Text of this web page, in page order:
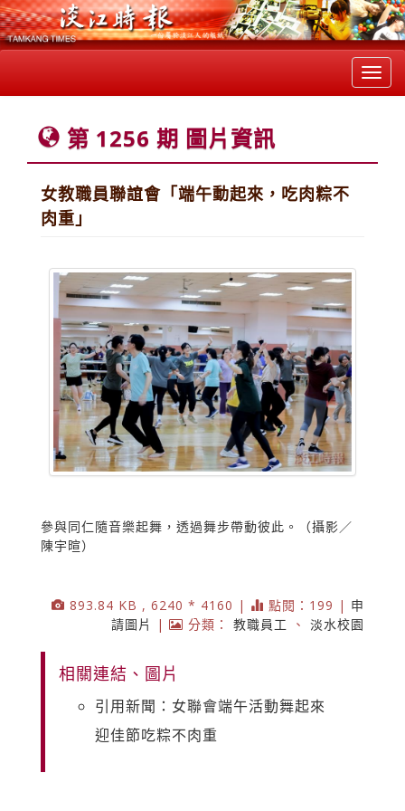
第 1256 期 圖片資訊
女教職員聯誼會「端午動起來，吃肉粽不
肉重」
參與同仁隨音樂起舞，透過舞步帶動彼此。（攝影／
陳宇暄）
893.84 KB , 6240 * 4160 | 點閱：199 | 申
請圖片
| 分類： 教職員工 、 淡水校園
相關連結、圖片
引用新聞：女聯會端午活動舞起來
迎佳節吃粽不肉重